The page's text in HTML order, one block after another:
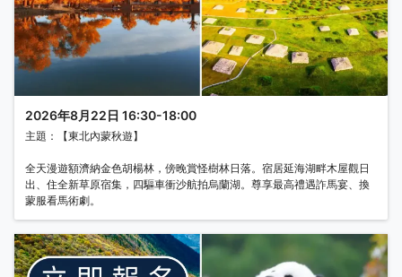
2026年8月22日 16:30-18:00
主題：【東北內蒙秋遊】
全天漫遊額濟納金色胡楊林，傍晚賞怪樹林日落。宿居延海湖畔木屋觀日
出、住全新草原宿集，四驅車衝沙航拍烏蘭湖。尊享最高禮遇詐馬宴、換
蒙服看馬術劇。